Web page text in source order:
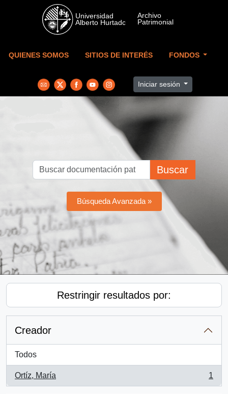
Skip to main content
QUIENES SOMOS SITIOS DE INTERÉS FONDOS
Iniciar sesión
Buscar
Búsqueda Avanzada »
Restringir resultados por:
Creador
Todos
Ortíz, María
, 1 resultados
1